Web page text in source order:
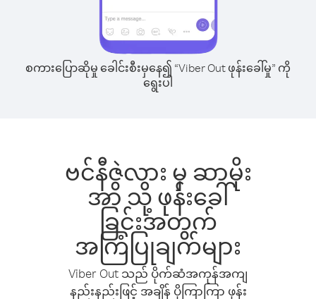
စကားပြောဆိုမှု ခေါင်းစီးမှနေ၍ “Viber Out ဖုန်းခေါ်မှု” ကို
ရွေးပါ
ဗင်နီဇွဲလား မှ ဆာမိုး
အာ သို့ ဖုန်းခေါ်
ခြင်းအတွက်
အကြံပြုချက်များ
Viber Out သည် ပိုက်ဆံအကုန်အကျ
နည်းနည်းဖြင့် အချိန် ပိုကြာကြာ ဖုန်း